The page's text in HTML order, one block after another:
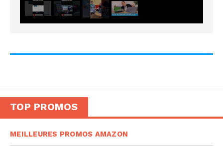
TOP PROMOS
MEILLEURES PROMOS AMAZON